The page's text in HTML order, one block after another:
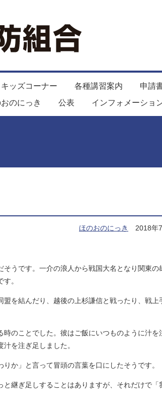
キッズコーナー 各種講習案内 申請
のにっき 公表 インフォメーショ
ほのおのにっき 2018年
うです。一介の浪人から戦国大名となり関東の
。
を結んだり、越後の上杉謙信と戦ったり、戦上
のことでした。彼はご飯にいつものように汁を
を注ぎ足しました。
か」と言って冒頭の言葉を口にしたそうです。
継ぎ足しすることはありますが、それだけで「